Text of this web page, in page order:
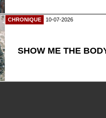
CHRONIQUE 10-07-2026
SHOW ME THE